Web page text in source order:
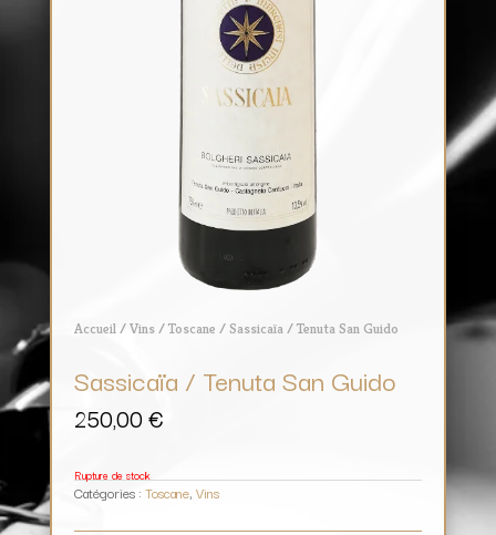
Accueil/Vins/Toscane / Sassicaïa / Tenuta San Guido
Sassicaïa / Tenuta San Guido
250,00€
Rupture de stock
Catégories : Toscane, Vins